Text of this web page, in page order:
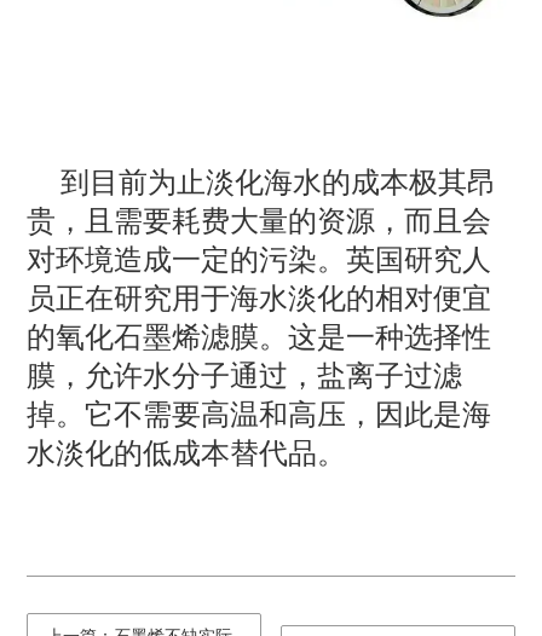
到目前为止淡化海水的成本极其昂
贵，且需要耗费大量的资源，而且会
对环境造成一定的污染。英国研究人
员正在研究用于海水淡化的相对便宜
的氧化石墨烯滤膜。这是一种选择性
膜，允许水分子通过，盐离子过滤
掉。它不需要高温和高压，因此是海
水淡化的低成本替代品。